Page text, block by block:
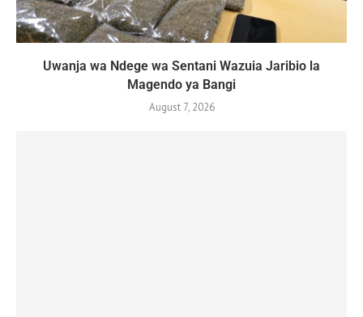
Uwanja wa Ndege wa Sentani Wazuia Jaribio la
Magendo ya Bangi
August 7, 2026